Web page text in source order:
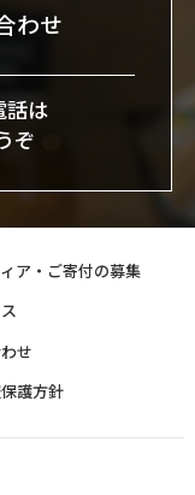
わせ
話は
ぞ
ア・ご寄付の募集
せ
護方針